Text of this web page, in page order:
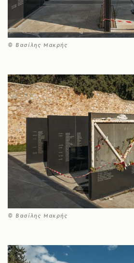
© Βασίλης Μακρής
© Βασίλης Μακρής